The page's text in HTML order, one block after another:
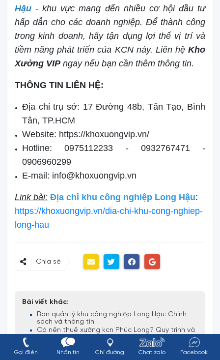
Hậu - khu vực mang đến nhiều cơ hội đầu tư
hấp dẫn cho các doanh nghiệp. Để thành công
trong kinh doanh, hãy tận dụng lợi thế vị trí và
tiềm năng phát triển của KCN này. Liên hệ Kho
Xưởng VIP ngay nếu bạn cần thêm thông tin.
THÔNG TIN LIÊN HỆ:
Địa chỉ trụ sở: 17 Đường 48b, Tân Tạo, Bình
Tân, TP.HCM
Website: https://khoxuongvip.vn/
Hotline: 0975112233 - 0932767471 -
0906960299
E-mail: info@khoxuongvip.vn
Link bài: Địa chỉ khu công nghiệp Long Hậu:
https://khoxuongvip.vn/dia-chi-khu-cong-nghiep-
long-hau
Chia sẻ
Bài viết khác:
Ban quản lý khu công nghiệp Long Hậu: Chính
sách và thông tin
Có nên thuê xưởng kcn Phúc Long? Quy trình và
loại hình
Địa chỉ khu công nghiệp Tân Kim ở đâu? Có nên
đầu tư không?
Gọi điện Nhắn tin Chỉ đường Chat zalo Facebook